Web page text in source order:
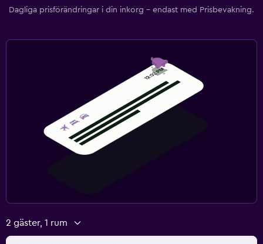
Dagliga prisförändringar i din inkorg – endast med Prisbevakning.
2 gäster, 1 rum